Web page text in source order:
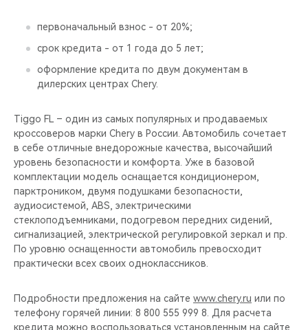
CHERY ДЛЯ ДЕТЕЙ
первоначальный взнос - от 20%;
срок кредита - от 1 года до 5 лет;
оформление кредита по двум документам в
дилерских центрах Chery.
Tiggo FL – один из самых популярных и продаваемых
кроссоверов марки Chery в России. Автомобиль сочетает
в себе отличные внедорожные качества, высочайший
уровень безопасности и комфорта. Уже в базовой
комплектации модель оснащается кондиционером,
парктроником, двумя подушками безопасности,
аудиосистемой, ABS, электрическими
стеклоподъемниками, подогревом передних сидений,
сигнализацией, электрической регулировкой зеркал и пр.
По уровню оснащенности автомобиль превосходит
практически всех своих одноклассников.
Подробности предложения на сайте www.chery.ru или по
телефону горячей линии: 8 800 555 999 8. Для расчета
кредита можно воспользоваться установленным на сайте